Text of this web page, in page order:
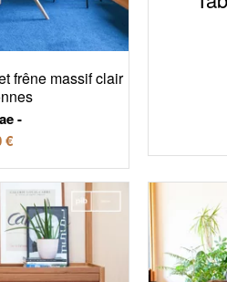
frêne massif clair
€